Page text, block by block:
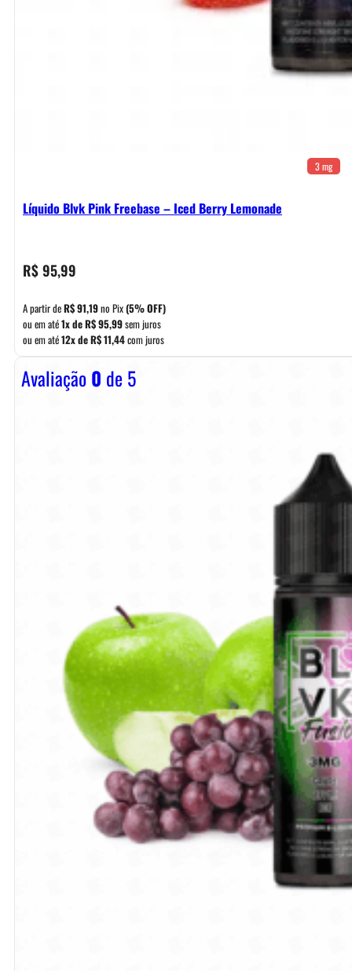
3 mg
Líquido Blvk Pink Freebase – Iced Berry Lemonade
R$95,99
A partir deR$91,19no Pix(5% OFF)
ou em até1x deR$95,99sem juros
ou em até12x deR$11,44com juros
Avaliação0 de 5